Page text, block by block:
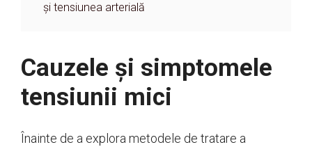
și tensiunea arterială
Cauzele și simptomele
tensiunii mici
Înainte de a explora metodele de tratare a